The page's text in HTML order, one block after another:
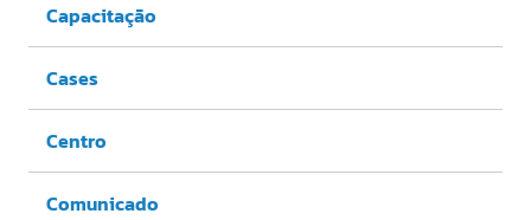
Capacitação
Cases
Centro
Comunicado